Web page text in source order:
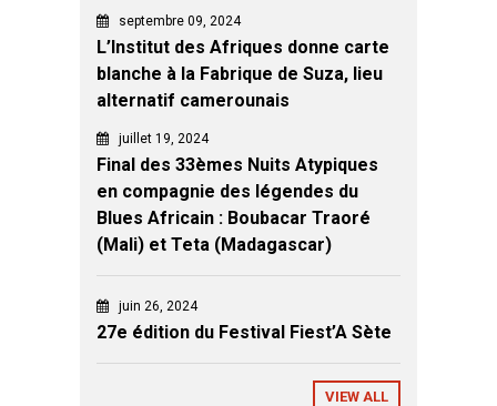
septembre 09, 2024
L’Institut des Afriques donne carte
blanche à la Fabrique de Suza, lieu
alternatif camerounais
juillet 19, 2024
Final des 33èmes Nuits Atypiques
en compagnie des légendes du
Blues Africain : Boubacar Traoré
(Mali) et Teta (Madagascar)
juin 26, 2024
27e édition du Festival Fiest’A Sète
VIEW ALL